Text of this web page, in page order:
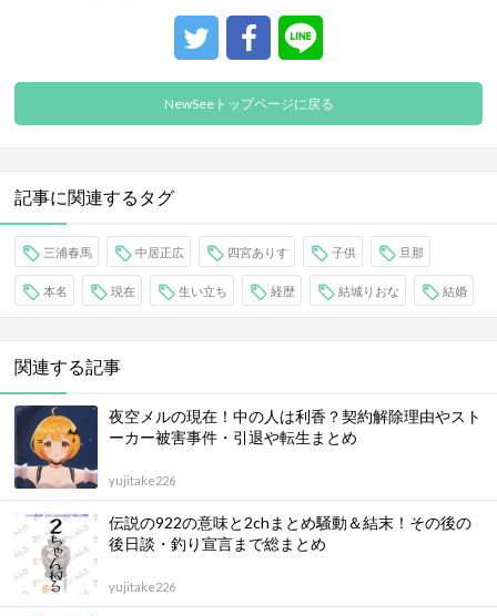
NewSeeトップページに戻る
記事に関連するタグ
三浦春馬 中居正広 四宮ありす 子供 旦那
本名 現在 生い立ち 経歴 結城りおな 結婚
関連する記事
夜空メルの現在！中の人は利香？契約解除理由やスト
ーカー被害事件・引退や転生まとめ
yujitake226
伝説の922の意味と2chまとめ騒動＆結末！その後の
後日談・釣り宣言まで総まとめ
yujitake226